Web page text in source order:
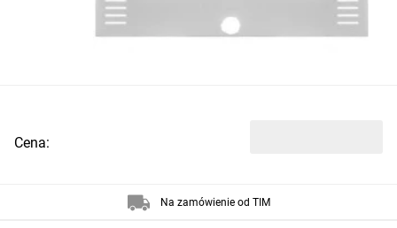
Cena:
Na zamówienie od TIM